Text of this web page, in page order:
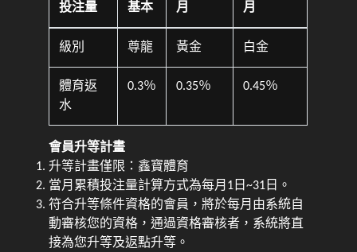
投注量 基本
月
月
級別 尊龍 黃金 白金
體育返
水
0.3％ 0.35％ 0.45％
會員升等計畫
升等計畫僅限：鑫寶體育
當月累積投注量計算方式為每月1日~31日。
符合升等條件資格的會員，將於每月由系統自
動審核您的資格，通過資格審核者，系統將直
接為您升等及返點升等。